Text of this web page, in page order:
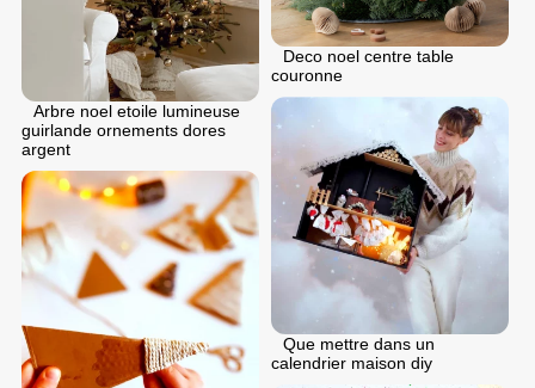
Arbre noel etoile lumineuse
guirlande ornements dores
argent
Deco noel centre table
couronne
Que mettre dans un
calendrier maison diy